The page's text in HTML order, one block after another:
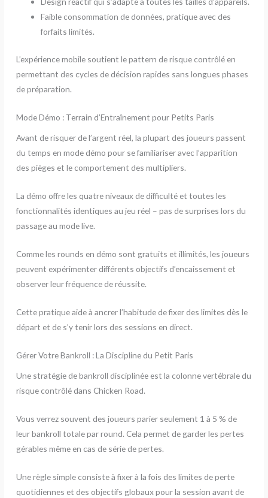
Faible consommation de données, pratique avec des
forfaits limités.
L’expérience mobile soutient le pattern de risque contrôlé en
permettant des cycles de décision rapides sans longues phases
de préparation.
Mode Démo : Terrain d’Entraînement pour Petits Paris
Avant de risquer de l’argent réel, la plupart des joueurs passent
du temps en mode démo pour se familiariser avec l’apparition
des pièges et le comportement des multipliers.
La démo offre les quatre niveaux de difficulté et toutes les
fonctionnalités identiques au jeu réel – pas de surprises lors du
passage au mode live.
Comme les rounds en démo sont gratuits et illimités, les joueurs
peuvent expérimenter différents objectifs d’encaissement et
observer leur fréquence de réussite.
Cette pratique aide à ancrer l’habitude de fixer des limites dès le
départ et de s’y tenir lors des sessions en direct.
Gérer Votre Bankroll : La Discipline du Petit Paris
Une stratégie de bankroll disciplinée est la colonne vertébrale du
risque contrôlé dans Chicken Road.
Vous verrez souvent des joueurs parier seulement 1 à 5 % de
leur bankroll totale par round. Cela permet de garder les pertes
gérables même en cas de série de pertes.
Une règle simple consiste à fixer à la fois des limites de perte
quotidiennes et des objectifs globaux pour la session avant de